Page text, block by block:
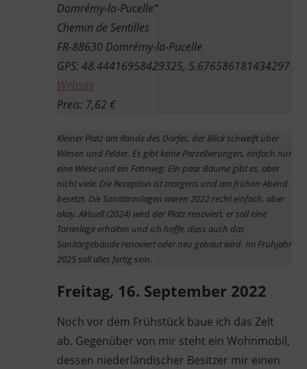
Domrémy-la-Pucelle“
Chemin de Sentilles
FR-88630 Domrémy-la-Pucelle
GPS: 48.44416958429325, 5.676586181434297
Website
Preis: 7,62 €
Kleiner Platz am Rande des Dorfes, der Blick schweift über
Wiesen und Felder. Es gibt keine Parzellierungen, einfach nur
eine Wiese und ein Fahrweg. Ein paar Bäume gibt es, aber
nicht viele. Die Rezeption ist morgens und am frühen Abend
besetzt. Die Sanitäranlagen waren 2022 recht einfach, aber
okay. Aktuell (2024) wird der Platz renoviert, er soll eine
Toranlage erhalten und ich hoffe, dass auch das
Sanitärgebäude renoviert oder neu gebaut wird. Im Frühjahr
2025 soll alles fertig sein.
Freitag, 16. September 2022
Noch vor dem Frühstück baue ich das Zelt
ab. Gegenüber von mir steht ein Wohnmobil,
dessen niederländischer Besitzer mir einen